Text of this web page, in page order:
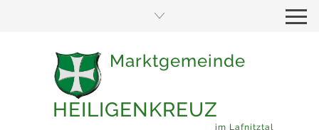
Marktgemeinde
HEILIGENKREUZ
im Lafnitztal